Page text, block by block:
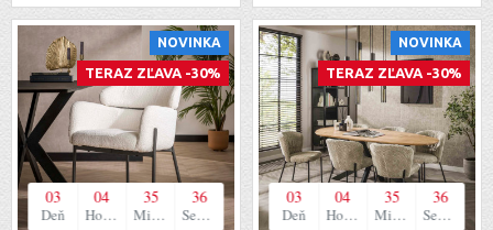
NOVINKA
TERAZ ZĽAVA -30%
03
Deň
04
Hodina
35
Minúta
35
Sekunda
NOVINKA
TERAZ ZĽAVA -30%
03
Deň
04
Hodina
35
Minúta
35
Sekunda